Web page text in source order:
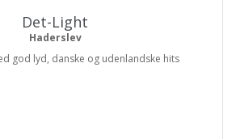
Det-Light
Haderslev
god lyd, danske og udenlandske hits